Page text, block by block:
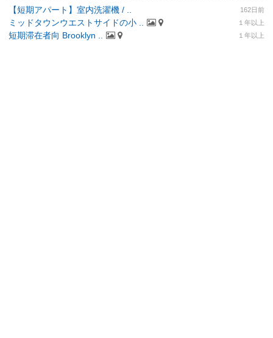
【短期アパート】室内洗濯機 / .. 162日前
ミッドタウンウエストサイドの小 .. １年以上
短期滞在者向 Brooklyn .. １年以上